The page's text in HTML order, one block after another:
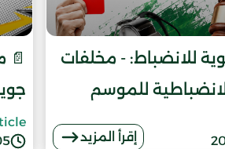
للانضباط: - مخلفات
للموسم
إقرأ المزيد